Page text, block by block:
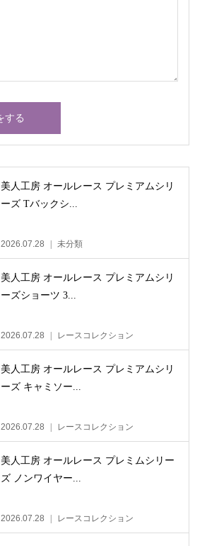
美人工房 オールレース プレミアムシリ
ーズ Tバックシ...
2026.07.28 未分類
美人工房 オールレース プレミアムシリ
ーズショーツ 3...
2026.07.28 レースコレクション
美人工房 オールレース プレミアムシリ
ーズ キャミソー...
2026.07.28 レースコレクション
美人工房 オールレース プレミムシリー
ズ ノンワイヤー...
2026.07.28 レースコレクション